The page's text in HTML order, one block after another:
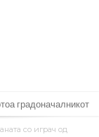
градоначалникот
Алварез со
со играч од